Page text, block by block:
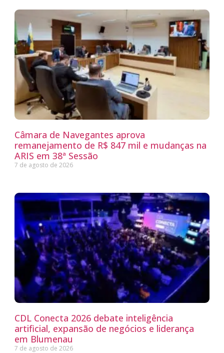
Câmara de Navegantes aprova
remanejamento de R$ 847 mil e mudanças na
ARIS em 38ª Sessão
7 de agosto de 2026
CDL Conecta 2026 debate inteligência
artificial, expansão de negócios e liderança
em Blumenau
7 de agosto de 2026